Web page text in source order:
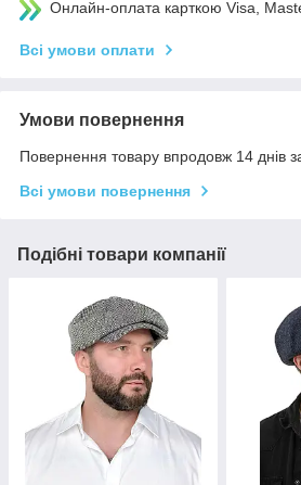
Онлайн-оплата карткою Visa,
Всі умови оплати
Умови повернення
Повернення товару впродовж 14 днів
Всі умови повернення
Подібні товари компанії